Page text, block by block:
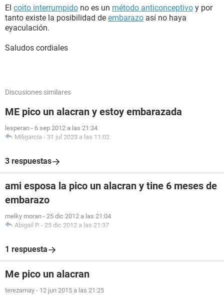
El coito interrumpido no es un método anticonceptivo y por
tanto existe la posibilidad de embarazo así no haya
eyaculación.
Saludos cordiales
Discusiones similares
ME pico un alacran y estoy embarazada
lesperan - 6 sep 2012 a las 21:34
Miligarcia - 31 jul 2023 a las 11:02
3 respuestas
ami esposa la pico un alacran y tine 6 meses de
embarazo
melky moran - 25 dic 2012 a las 21:04
Abigail P. - 25 dic 2012 a las 21:37
1 respuesta
Me pico un alacran
terezamay - 12 jun 2015 a las 21:25